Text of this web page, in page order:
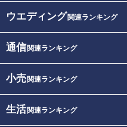
ウエディング関連ランキング
通信関連ランキング
小売関連ランキング
生活関連ランキング